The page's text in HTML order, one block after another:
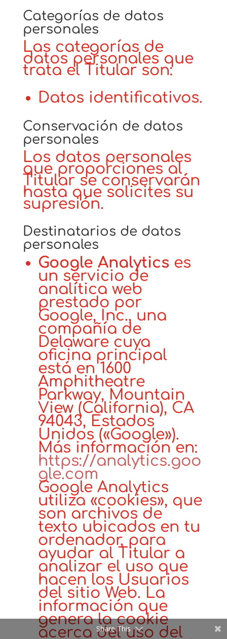
Categorías de datos
personales
Las categorías de
datos personales que
trata el Titular son:
Datos identificativos.
Conservación de datos
personales
Los datos personales
que proporciones al
Titular se conservarán
hasta que solicites su
supresión.
Destinatarios de datos
personales
Google Analytics es
un servicio de
analítica web
prestado por
Google, Inc., una
compañía de
Delaware cuya
oficina principal
está en 1600
Amphitheatre
Parkway, Mountain
View (California), CA
94043, Estados
Unidos («Google»).
Más información en:
https://analytics.goo
gle.com
Google Analytics
utiliza «cookies», que
son archivos de
texto ubicados en tu
ordenador, para
ayudar al Titular a
analizar el uso que
hacen los Usuarios
del sitio Web. La
información que
genera la cookie
acerca del uso del
Share This